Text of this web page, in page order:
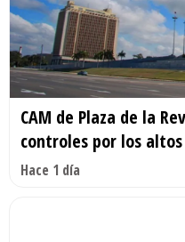
CAM de Plaza de la
controles por los
Hace 1 día